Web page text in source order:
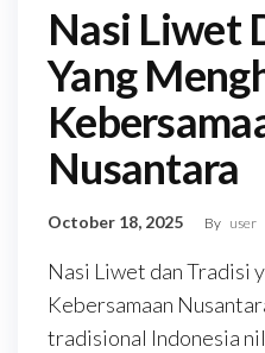
Nasi Liwet
Yang
Nusantara
October 18, 2025 By user
Nasi Liwet dan Tradisi
Kebersamaan
tradisional Indonesia